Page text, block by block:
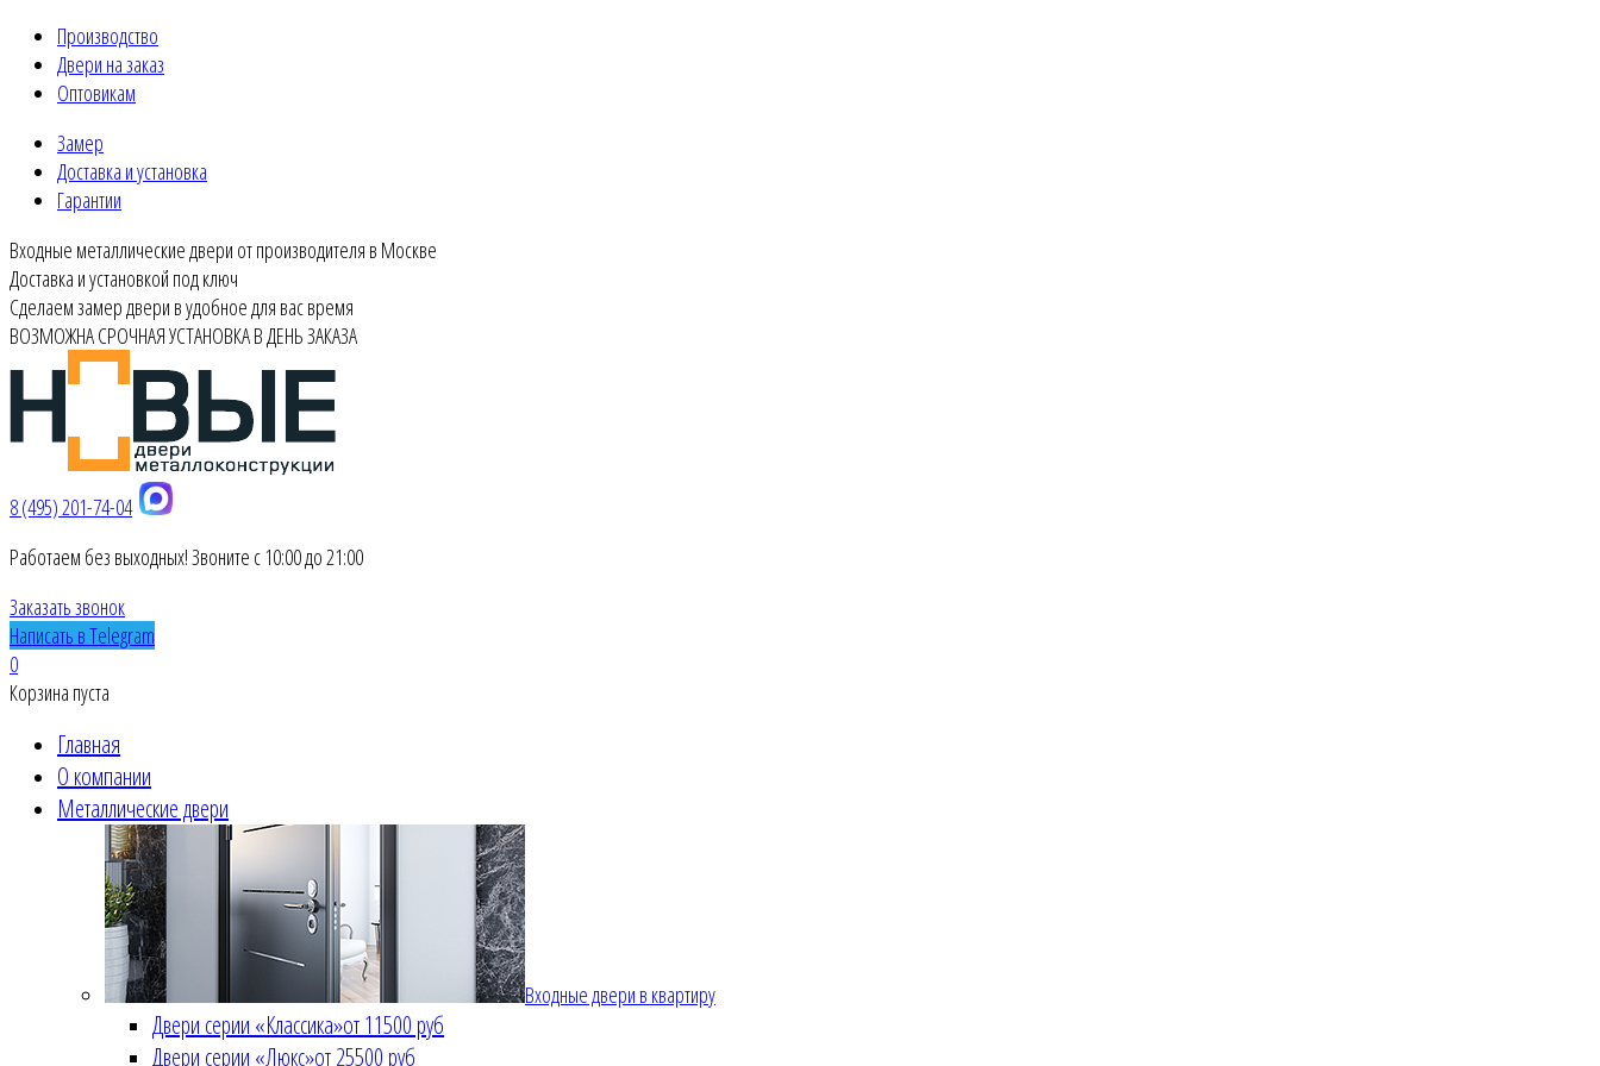
Производство
Двери на заказ
Оптовикам
Замер
Доставка и установка
Гарантии
Входные металлические двери от производителя в Москве
Доставка и установкой под ключ
Сделаем замер двери в удобное для вас время
ВОЗМОЖНА СРОЧНАЯ УСТАНОВКА В ДЕНЬ ЗАКАЗА
8 (495) 201-74-04
Работаем без выходных! Звоните с 10:00 до 21:00
Заказать звонок
Написать в Telegram
0
Корзина пуста
Главная
О компании
Металлические двери
Входные двери в квартиру
Двери серии «Классика»от 11500 руб
Двери серии «Люкс»от 25500 руб